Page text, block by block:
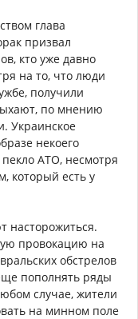
глава
призвал
кто уже давно
на то, что люди
получили
по мнению
Украинское
некоего
АТО, несмотря
который есть у
насторожиться.
провокацию на
обстрелов
пополнять ряды
случае, жители
на минном поле